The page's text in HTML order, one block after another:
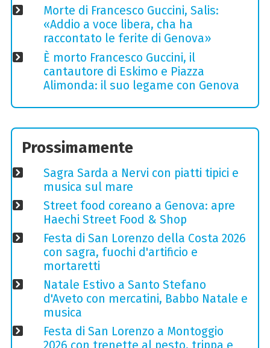
Morte di Francesco Guccini, Salis:
«Addio a voce libera, cha ha
raccontato le ferite di Genova»
È morto Francesco Guccini, il
cantautore di Eskimo e Piazza
Alimonda: il suo legame con Genova
Prossimamente
Sagra Sarda a Nervi con piatti tipici e
musica sul mare
Street food coreano a Genova: apre
Haechi Street Food & Shop
Festa di San Lorenzo della Costa 2026
con sagra, fuochi d'artificio e
mortaretti
Natale Estivo a Santo Stefano
d'Aveto con mercatini, Babbo Natale e
musica
Festa di San Lorenzo a Montoggio
2026 con trenette al pesto, trippa e